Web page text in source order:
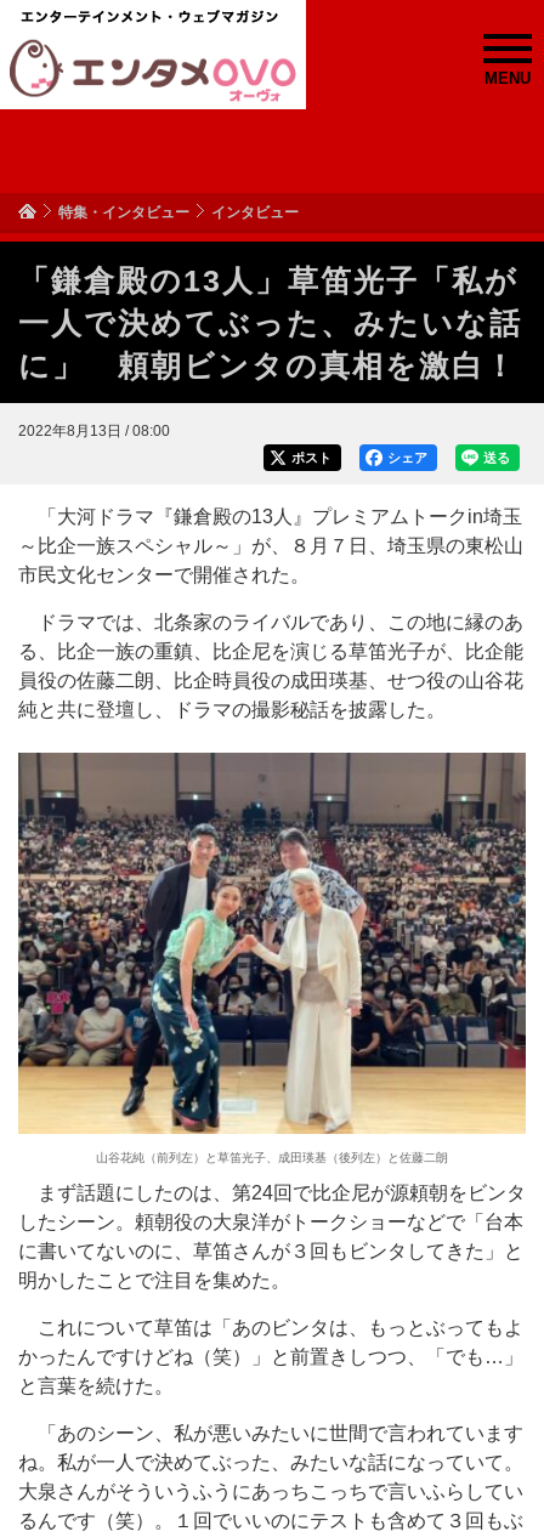
MENU
特集・インタビュー インタビュー
「鎌倉殿の13人」草笛光子「私が
一人で決めてぶった、みたいな話
に」 頼朝ビンタの真相を激白！
2022年8月13日 / 08:00
送る
シェア
ポスト
「大河ドラマ『鎌倉殿の13人』プレミアムトークin埼玉
～比企一族スペシャル～」が、８月７日、埼玉県の東松山
市民文化センターで開催された。
ドラマでは、北条家のライバルであり、この地に縁のあ
る、比企一族の重鎮、比企尼を演じる草笛光子が、比企能
員役の佐藤二朗、比企時員役の成田瑛基、せつ役の山谷花
純と共に登壇し、ドラマの撮影秘話を披露した。
山谷花純（前列左）と草笛光子、成田瑛基（後列左）と佐藤二朗
まず話題にしたのは、第24回で比企尼が源頼朝をビンタ
したシーン。頼朝役の大泉洋がトークショーなどで「台本
に書いてないのに、草笛さんが３回もビンタしてきた」と
明かしたことで注目を集めた。
これについて草笛は「あのビンタは、もっとぶってもよ
かったんですけどね（笑）」と前置きしつつ、「でも…」
と言葉を続けた。
「あのシーン、私が悪いみたいに世間で言われています
ね。私が一人で決めてぶった、みたいな話になっていて。
大泉さんがそういうふうにあっちこっちで言いふらしてい
るんです（笑）。１回でいいのにテストも含めて３回もぶ